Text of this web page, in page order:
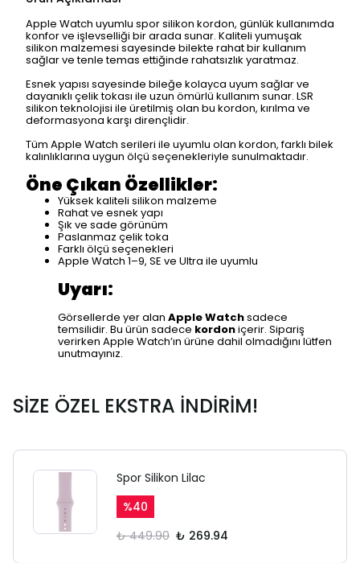
Apple Watch uyumlu spor silikon kordon, günlük kullanımda
konfor ve işlevselliği bir arada sunar. Kaliteli yumuşak
silikon malzemesi sayesinde bilekte rahat bir kullanım
sağlar ve tenle temas ettiğinde rahatsızlık yaratmaz.
Esnek yapısı sayesinde bileğe kolayca uyum sağlar ve
dayanıklı çelik tokası ile uzun ömürlü kullanım sunar. LSR
silikon teknolojisi ile üretilmiş olan bu kordon, kırılma ve
deformasyona karşı dirençlidir.
Tüm Apple Watch serileri ile uyumlu olan kordon, farklı bilek
kalınlıklarına uygun ölçü seçenekleriyle sunulmaktadır.
Öne Çıkan Özellikler:
Yüksek kaliteli silikon malzeme
Rahat ve esnek yapı
Şık ve sade görünüm
Paslanmaz çelik toka
Farklı ölçü seçenekleri
Apple Watch 1–9, SE ve Ultra ile uyumlu
Uyarı:
Görsellerde yer alan Apple Watchsadece
temsilidir. Bu ürün sadece kordoniçerir. Sipariş
verirken Apple Watch’ın ürüne dahil olmadığını lütfen
unutmayınız.
SİZE ÖZEL EKSTRA İNDİRİM!
Spor Silikon Lilac
%40
₺ 449.90 ₺ 269.94
SAFARİ GİZLİ SEKME
UYARISI
Ödeme ekranı gizli sekmede
Lütfen normal Safari